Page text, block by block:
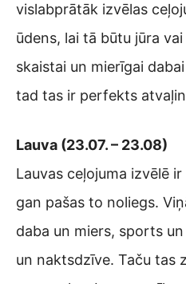
vislabprātāk izvēlas
ūdens, lai tā būtu jūra
skaistai un mierīgai
tad tas ir perfekts
Lauva (23.07. – 23.08)
Lauvas ceļojuma izvēlē
gan pašas to noliegs.
daba un miers, sports
un naktsdzīve. Taču tas